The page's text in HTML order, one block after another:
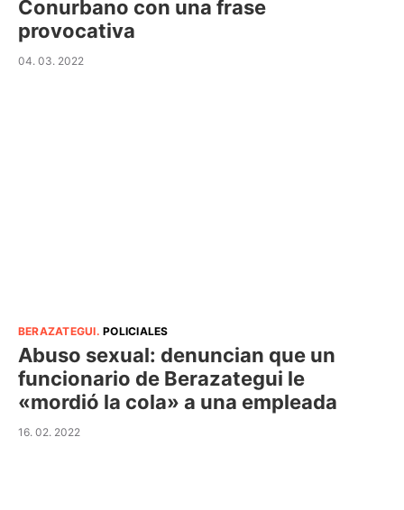
Conurbano con una frase
provocativa
04. 03. 2022
BERAZATEGUI.POLICIALES
Abuso sexual: denuncian que un
funcionario de Berazategui le
«mordió la cola» a una empleada
16. 02. 2022